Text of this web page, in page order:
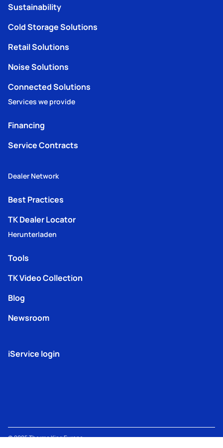
Sustainability
Cold Storage Solutions
Retail Solutions
Noise Solutions
Connected Solutions
Services we provide
Financing
Service Contracts
Dealer Network
Best Practices
TK Dealer Locator
Herunterladen
Tools
TK Video Collection
Blog
Newsroom
iService login
© 2025Thermo KingEurope –